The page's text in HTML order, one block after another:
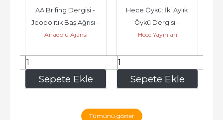
Sepete Ekle
AA Brifing Dergisi -
Jeopolitik Baş Ağrısı -
Sayı: 2      Ağustos
Anadolu Ajansı
180,00 Sepete Ekle
Hece Öykü: İki Aylık
Öykü Dergisi -
Günümüz Öyküsü:
Hece Yayınları
328,00
Tümünü göster